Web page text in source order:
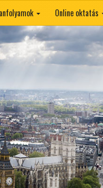
Online oktatás